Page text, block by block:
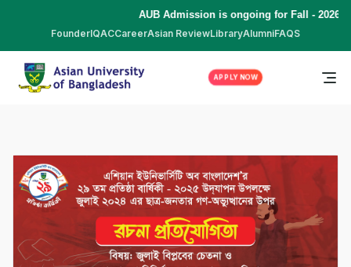
AUB Admission is ongoing for Fall - 2026
FounderIQACCareerAsian ReviewLibraryAlumniFAQS
APPLY NOW